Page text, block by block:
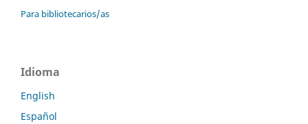
Para bibliotecarios/as
Idioma
English
Español